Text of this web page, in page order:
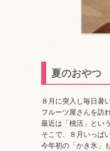
夏のおやつ
８月に突入し毎日暑
フルーツ屋さんを訪
最近は「桃活」とい
そこで、８月いっぱ
今年初の「かき氷」